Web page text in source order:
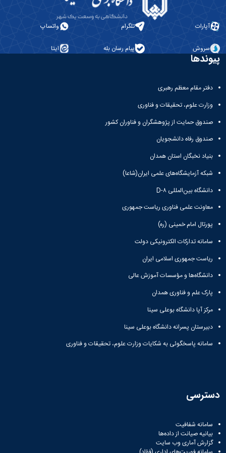
آپارات تلگرام واتساپ
سروش پیام رسان بله ایتا
پیوندها
دفتر مقام معظم رهبری
وزارت علوم، تحقیقات و فناوری
صندوق حمایت از پژوهشگران و فناوران کشور
صندوق رفاه دانشجویان
بنیاد نخبگان استان همدان
شبکه آزمایشگاه‌های علمی ایران(شاعا)
دانشگاه بین‌المللی D-۸
معاونت علمی فناوری ریاست جمهوری
پورتال امام خمینی (ره)
سامانه تدارکات الکترونیکی دولت
ریاست جمهوری اسلامی ایران
دانشگاه‌ها و مؤسسات آموزش عالی
پارک علم و فناوری همدان
مرکز آپا دانشگاه بوعلی سینا
دبیرستان پسرانه دانشگاه بوعلی سینا
سامانه پاسخگوئی به شکایات وزارت علوم، تحقیقات و فناوری
دسترسی
سامانه شفافیت
بیانیه صیانت از داده‌ها
گزارش آماری وب‌ سایت